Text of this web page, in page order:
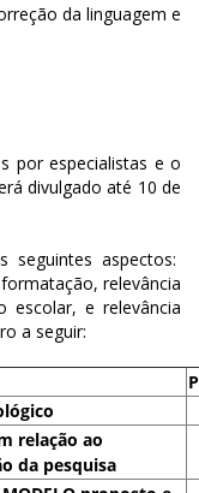
da linguagem e
por especialistas e o
divulgado até 10 de
seguintes aspectos:
relevância
escolar, e relevância
a seguir:
relação ao
da pesquisa